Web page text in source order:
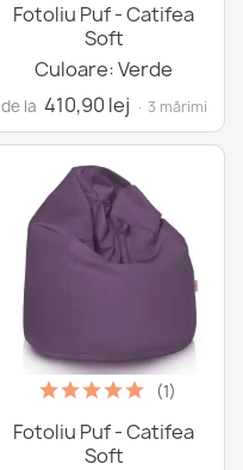
Fotoliu Puf - Catifea
Soft
Culoare: Verde
de la 410,90 lej · 3 mărimi
(1)
Fotoliu Puf - Catifea
Soft